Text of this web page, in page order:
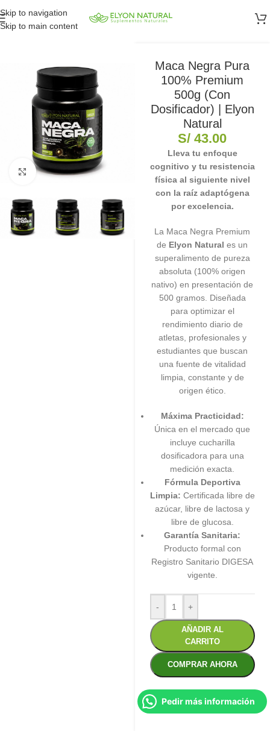
Skip to navigation
Skip to main content
Clic para ampliar
Maca Negra Pura
100% Premium
500g (Con
Dosificador) | Elyon
Natural
S/ 43.00
Lleva tu enfoque
cognitivo y tu resistencia
física al siguiente nivel
con la raíz adaptógena
por excelencia.
La Maca Negra Premium
de Elyon Natural es un
superalimento de pureza
absoluta (100% origen
nativo) en presentación de
500 gramos. Diseñada
para optimizar el
rendimiento diario de
atletas, profesionales y
estudiantes que buscan
una fuente de vitalidad
limpia, constante y de
origen ético.
Máxima Practicidad:
Única en el mercado que
incluye cucharilla
dosificadora para una
medición exacta.
Fórmula Deportiva
Limpia: Certificada libre de
azúcar, libre de lactosa y
libre de glucosa.
Garantía Sanitaria:
Producto formal con
Registro Sanitario DIGESA
vigente.
- +
AÑADIR AL
CARRITO
COMPRAR AHORA
Pedir más información